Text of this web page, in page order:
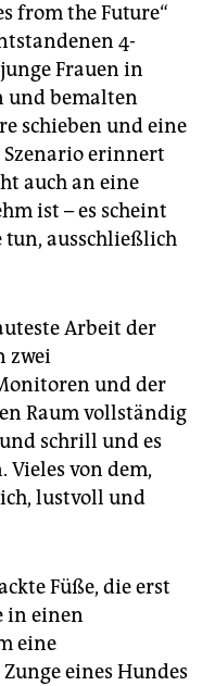
from the Future“
4-
Frauen in
und bemalten
schieben und eine
Szenario erinnert
auch an eine
ist – es scheint
tun, ausschließlich
Arbeit der
zwei
und der
Raum vollständig
schrill und es
Vieles von dem,
lustvoll und
Füße, die erst
in einen
eine
eines Hundes